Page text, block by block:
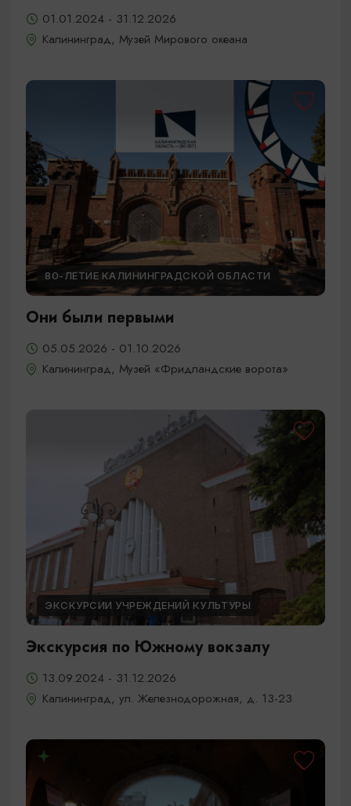
01.01.2024 - 31.12.2026
Калининград, Музей Мирового океана
80-ЛЕТИЕ КАЛИНИНГРАДСКОЙ ОБЛАСТИ
Они были первыми
05.05.2026 - 01.10.2026
Калининград, Музей «Фридландские ворота»
ЭКСКУРСИИ УЧРЕЖДЕНИЙ КУЛЬТУРЫ
Экскурсия по Южному вокзалу
13.09.2024 - 31.12.2026
Калининград, ул. Железнодорожная, д. 13-23